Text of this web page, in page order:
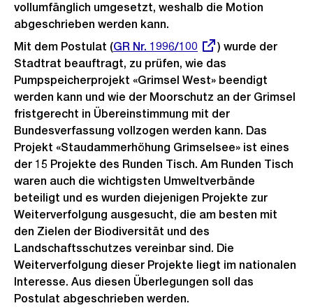
vollumfänglich umgesetzt, weshalb die Motion
abgeschrieben werden kann.
Mit dem Postulat (Externer
Link:
GR Nr. 1996/100
) wurde der
Stadtrat beauftragt, zu prüfen, wie das
Pumpspeicherprojekt «Grimsel West» beendigt
werden kann und wie der Moorschutz an der Grimsel
fristgerecht in Übereinstimmung mit der
Bundesverfassung vollzogen werden kann. Das
Projekt «Staudammerhöhung Grimselsee» ist eines
der 15 Projekte des Runden Tisch. Am Runden Tisch
waren auch die wichtigsten Umweltverbände
beteiligt und es wurden diejenigen Projekte zur
Weiterverfolgung ausgesucht, die am besten mit
den Zielen der Biodiversität und des
Landschaftsschutzes vereinbar sind. Die
Weiterverfolgung dieser Projekte liegt im nationalen
Interesse. Aus diesen Überlegungen soll das
Postulat abgeschrieben werden.